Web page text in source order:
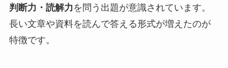
判断力・読解力 を問う出題が意識されています。
長い文章や資料を読んで答える形式が増えたのが
特徴です。